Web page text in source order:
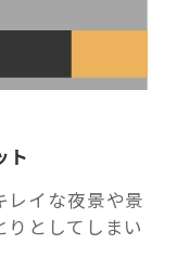
ト
レイな夜景や景
としてしまい